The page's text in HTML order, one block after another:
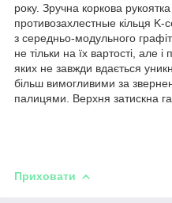
року. Зручна коркова
противозахлестные кільця K-
з середньо-модульного
не тільки на їх вартості, але
яких не завжди вдається
більш вимогливими за
палицями. Верхня затискна
Приховати